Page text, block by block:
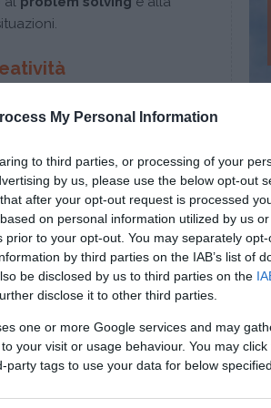
My Personal Information
to third parties, or processing of your
by us, please use the below opt-out
after your opt-out request is processed
on personal information utilized by us
to your opt-out. You may separately
by third parties on the IAB’s list of
be disclosed by us to third parties on the
disclose it to other third parties.
one or more Google services and may
your visit or usage behaviour. You may
tags to use your data for below
fluidità, che li rendono
la produzione di
il conflitto.
di comunicazione tra le